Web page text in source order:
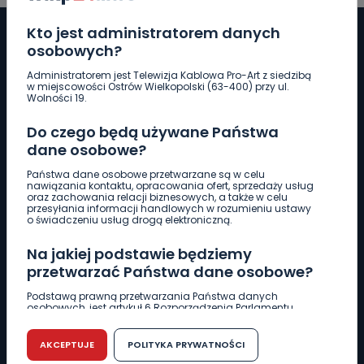
Kto jest administratorem danych
osobowych?
Administratorem jest Telewizja Kablowa Pro-Art z siedzibą
w miejscowości Ostrów Wielkopolski (63-400) przy ul.
Wolności 19.
Do czego będą używane Państwa
dane osobowe?
Państwa dane osobowe przetwarzane są w celu
nawiązania kontaktu, opracowania ofert, sprzedaży usług
oraz zachowania relacji biznesowych, a także w celu
przesyłania informacji handlowych w rozumieniu ustawy
o świadczeniu usług drogą elektroniczną.
Na jakiej podstawie będziemy
przetwarzać Państwa dane osobowe?
Podstawą prawną przetwarzania Państwa danych
osobowych, jest artykuł 6 Rozporządzenia Parlamentu
r. w sprawie ochrony osób fizycznych w związku z
przetwarzaniem danych osobowych w sprawie
swobodnego przepływu takich danych oraz uchylenia
AKCEPTUJE POLITYKA PRYWATNOŚCI
Pobierz logotyp
LINIA INTERWENCYJNA
661 997 997
REDAKCJA
62 735 22 22redakcja@wlkp24.info
DZIAŁ REKLAMY
62 735 01 85 reklama@wlkp24.info
WIADOMOŚCI